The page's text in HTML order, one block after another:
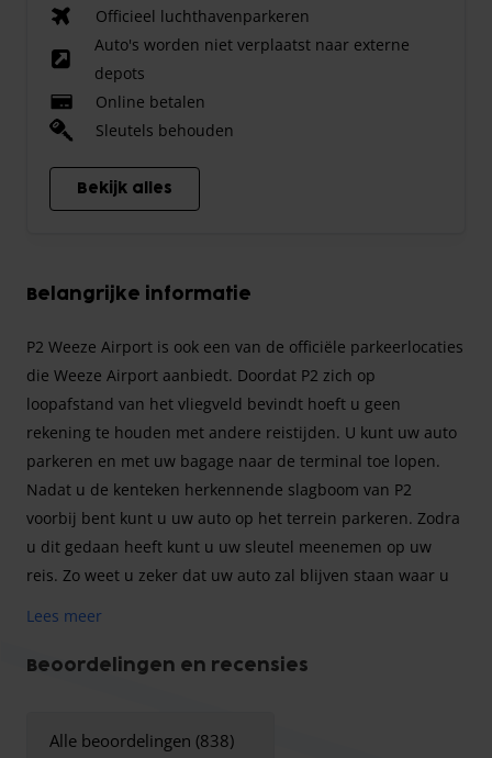
Officieel luchthavenparkeren
Auto's worden niet verplaatst naar externe
depots
Online betalen
Sleutels behouden
Bekijk alles
Belangrijke informatie
P2 Weeze Airport is ook een van de officiële parkeerlocaties
die Weeze Airport aanbiedt. Doordat P2 zich op
loopafstand van het vliegveld bevindt hoeft u geen
rekening te houden met andere reistijden. U kunt uw auto
parkeren en met uw bagage naar de terminal toe lopen.
Nadat u de kenteken herkennende slagboom van P2
voorbij bent kunt u uw auto op het terrein parkeren. Zodra
u dit gedaan heeft kunt u uw sleutel meenemen op uw
reis. Zo weet u zeker dat uw auto zal blijven staan waar u
tot Weeze Airport.
Wilt u een veilige en voordelige parkeerplek op 400 meter
Lees meer
Beoordelingen en recensies
Alle beoordelingen (838)